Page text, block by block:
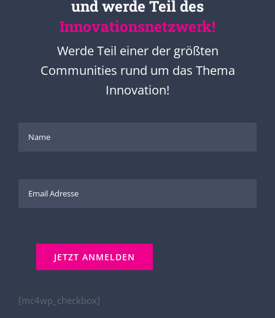
und werde Teil des
Innovationsnetzwerk!
Werde Teil einer der größten
Communities rund um das Thema
Innovation!
[mc4wp_checkbox]